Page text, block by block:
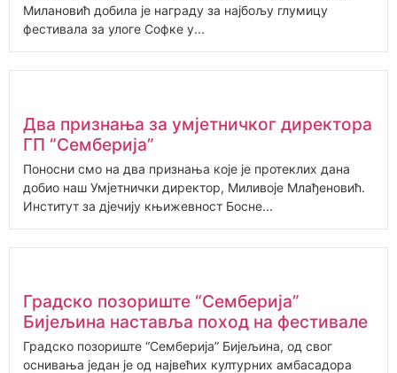
Милановић добила је награду за најбољу глумицу
фестивала за улоге Софке у...
Два признања за умјетничког директора
ГП “Семберија”
Поносни смо на два признања које је протеклих дана
добио наш Умјетнички директор, Миливоје Млађеновић.
Институт за дјечију књижевност Босне...
Градско позориште “Семберија”
Бијељина наставља поход на фестивале
Градско позориште “Семберија” Бијељина, од свог
оснивања један је од највећих културних амбасадора